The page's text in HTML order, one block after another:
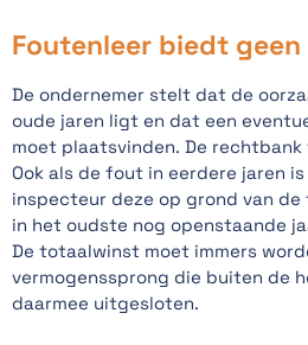
Foutenleer biedt geen
De ondernemer stelt dat de
oude jaren ligt en dat een
moet plaatsvinden. De
Ook als de fout in eerdere jaren
inspecteur deze op grond van
in het oudste nog openstaande
De totaalwinst moet immers
vermogenssprong die buiten de
daarmee uitgesloten.